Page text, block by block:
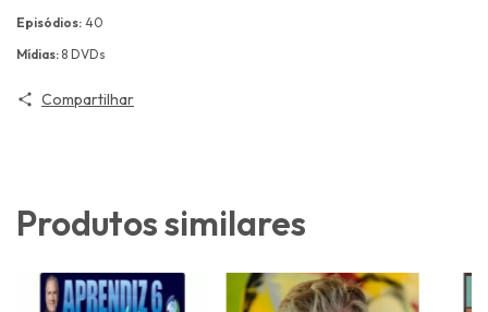
Episódios: 40
Mídias: 8 DVDs
Compartilhar
Produtos similares